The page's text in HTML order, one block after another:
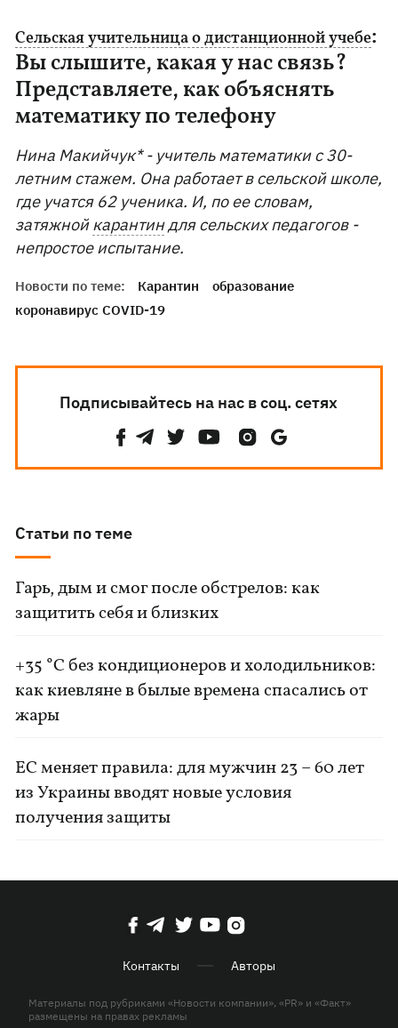
Сельская учительница о дистанционной учебе:
Вы слышите, какая у нас связь?
Представляете, как объяснять
математику по телефону
Нина Макийчук* - учитель математики с 30-
летним стажем. Она работает в сельской школе,
где учатся 62 ученика. И, по ее словам,
затяжнойкарантиндля сельских педагогов -
непростое испытание.
Новости по теме: Карантин
образование
коронавирус COVID-19
Подписывайтесь на нас в соц. сетях
Статьи по теме
Гарь, дым и смог после обстрелов: как
защитить себя и близких
+35 °C без кондиционеров и холодильников:
как киевляне в былые времена спасались от
жары
ЕС меняет правила: для мужчин 23 – 60 лет
из Украины вводят новые условия
получения защиты
Контакты Авторы
Материалы под рубриками «Новости компании», «PR» и «Факт»
размещены на правах рекламы